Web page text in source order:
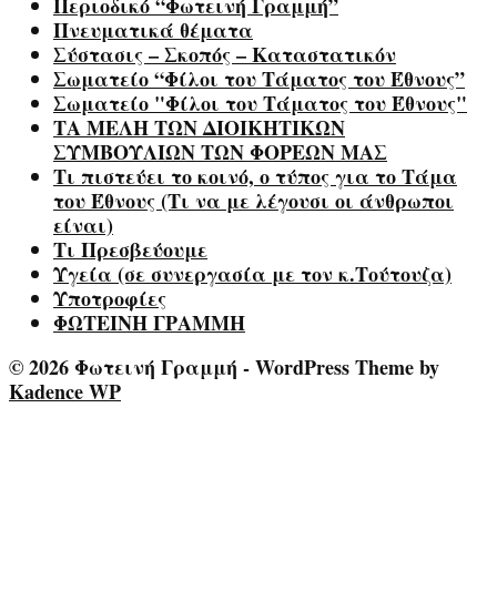
Πνευματικά θέματα
Σύστασις – Σκοπός – Καταστατικόν
Σωματείο “Φίλοι του Τάματος του Έθνους”
Σωματείο "Φίλοι του Τάματος του Έθνους"
ΤΑ ΜΕΛΗ ΤΩΝ ΔΙΟΙΚΗΤΙΚΩΝ
ΣΥΜΒΟΥΛΙΩΝ ΤΩΝ ΦΟΡΕΩΝ ΜΑΣ
Τι πιστεύει το κοινό, ο τύπος για το Τάμα
του Έθνους (Τι να με λέγουσι οι άνθρωποι
είναι)
Τι Πρεσβεύουμε
Υγεία (σε συνεργασία με τον κ.Τούτουζα)
Υποτροφίες
ΦΩΤΕΙΝΗ ΓΡΑΜΜΗ
© 2026 Φωτεινή Γραμμή - WordPress Theme by
Kadence WP